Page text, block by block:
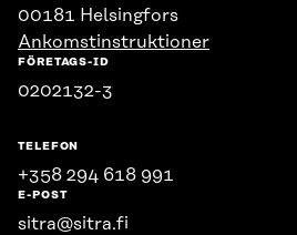
00181 Helsingfors
Ankomstinstruktioner
FÖRETAGS-ID
0202132-3
TELEFON
+358 294 618 991
E-POST
sitra@sitra.fi